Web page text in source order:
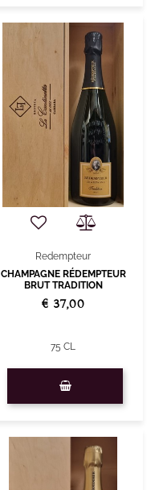
Redempteur
CHAMPAGNE RÉDEMPTEUR
BRUT TRADITION
€ 37,00
75 CL